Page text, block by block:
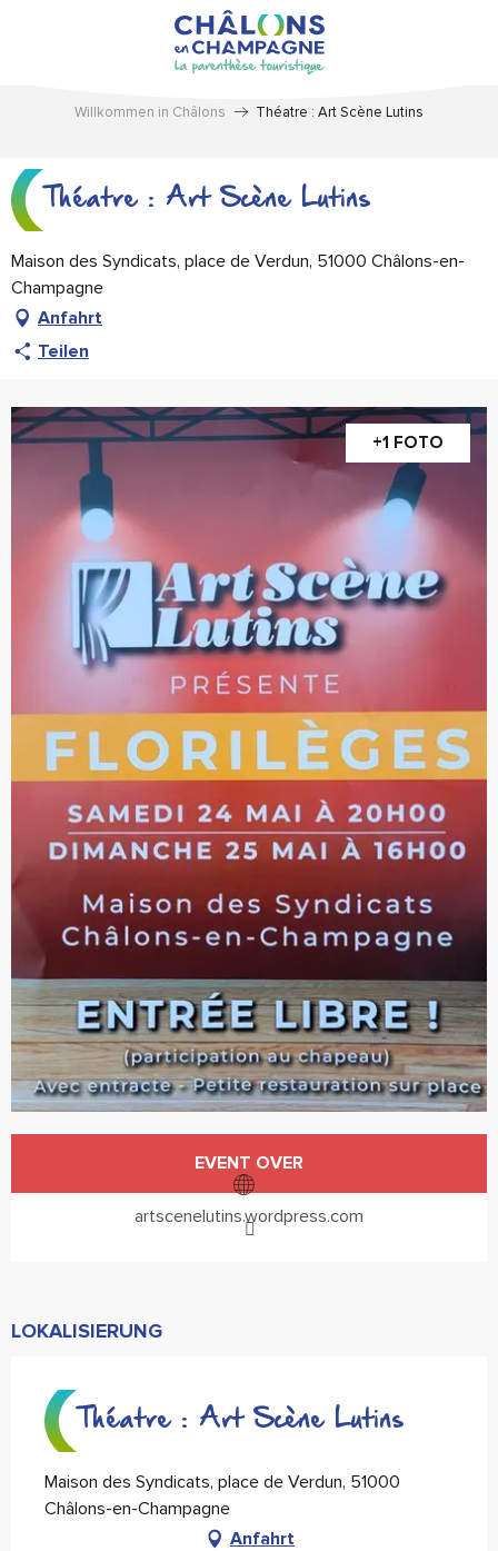
Willkommen in Châlons Théatre : Art Scène Lutins
Théatre : Art Scène Lutins
Maison des Syndicats, place de Verdun, 51000 Châlons-en-
Champagne
Anfahrt
Teilen
+1 FOTO
EVENT OVER
artscenelutins.wordpress.com
LOKALISIERUNG
Théatre : Art Scène Lutins
Maison des Syndicats, place de Verdun, 51000
Châlons-en-Champagne
Anfahrt